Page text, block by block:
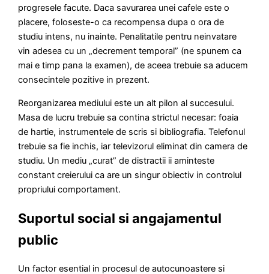
progresele facute. Daca savurarea unei cafele este o
placere, foloseste-o ca recompensa dupa o ora de
studiu intens, nu inainte. Penalitatile pentru neinvatare
vin adesea cu un „decrement temporal” (ne spunem ca
mai e timp pana la examen), de aceea trebuie sa aducem
consecintele pozitive in prezent.
Reorganizarea mediului este un alt pilon al succesului.
Masa de lucru trebuie sa contina strictul necesar: foaia
de hartie, instrumentele de scris si bibliografia. Telefonul
trebuie sa fie inchis, iar televizorul eliminat din camera de
studiu. Un mediu „curat” de distractii ii aminteste
constant creierului ca are un singur obiectiv in controlul
propriului comportament.
Suportul social si angajamentul
public
Un factor esential in procesul de autocunoastere si